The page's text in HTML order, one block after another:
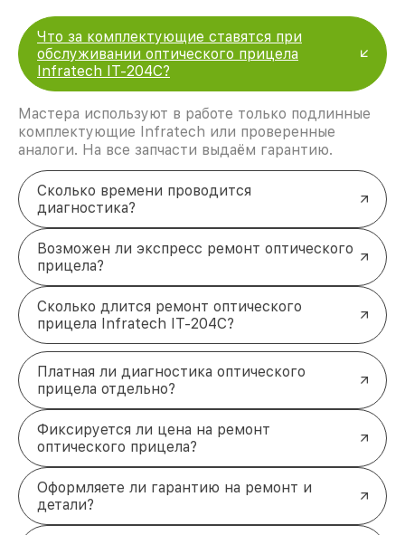
Что за комплектующие ставятся при
обслуживании оптического прицела
Infratech IT-204C?
Мастера используют в работе только подлинные
комплектующие Infratech или проверенные
аналоги. На все запчасти выдаём гарантию.
Сколько времени проводится
диагностика?
Возможен ли экспресс ремонт оптического
прицела?
Сколько длится ремонт оптического
прицела Infratech IT-204C?
Платная ли диагностика оптического
прицела отдельно?
Фиксируется ли цена на ремонт
оптического прицела?
Оформляете ли гарантию на ремонт и
детали?